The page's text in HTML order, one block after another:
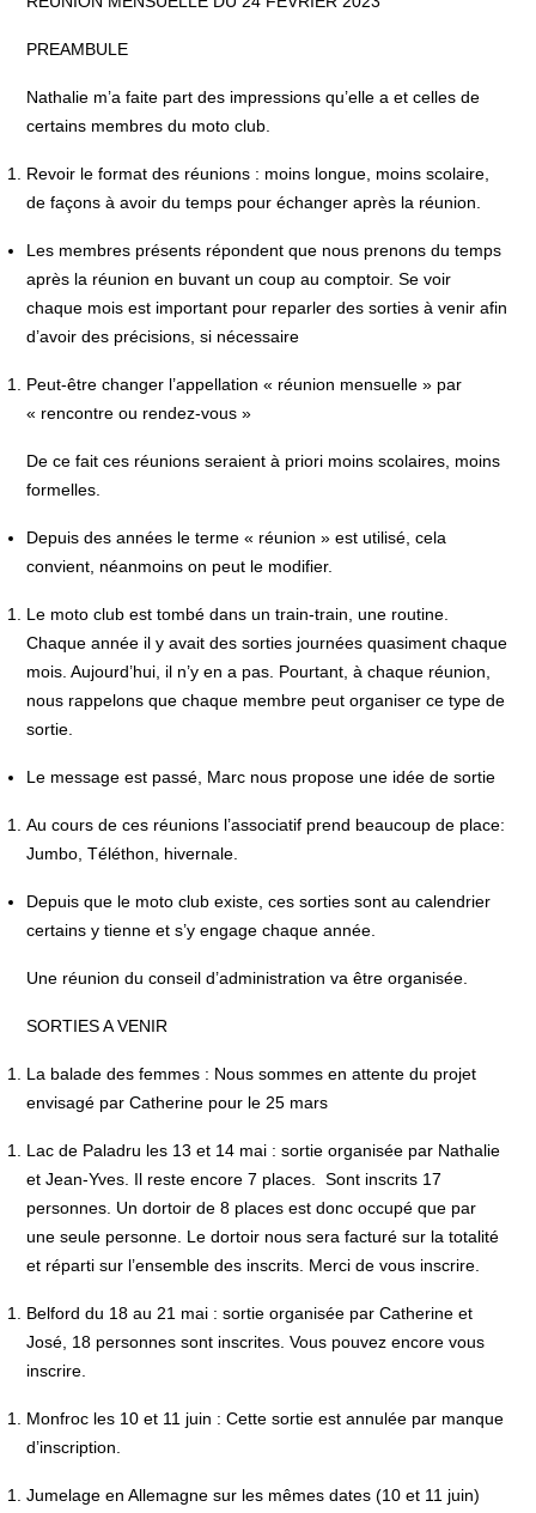
PREAMBULE
Nathalie m’a faite part des impressions qu’elle a et celles de
certains membres du moto club.
Revoir le format des réunions : moins longue, moins scolaire,
de façons à avoir du temps pour échanger après la réunion.
Les membres présents répondent que nous prenons du temps
après la réunion en buvant un coup au comptoir. Se voir
chaque mois est important pour reparler des sorties à venir afin
d’avoir des précisions, si nécessaire
Peut-être changer l’appellation « réunion mensuelle » par
« rencontre ou rendez-vous »
De ce fait ces réunions seraient à priori moins scolaires, moins
formelles.
Depuis des années le terme « réunion » est utilisé, cela
convient, néanmoins on peut le modifier.
Le moto club est tombé dans un train-train, une routine.
Chaque année il y avait des sorties journées quasiment chaque
mois. Aujourd’hui, il n’y en a pas. Pourtant, à chaque réunion,
nous rappelons que chaque membre peut organiser ce type de
sortie.
Le message est passé, Marc nous propose une idée de sortie
Au cours de ces réunions l’associatif prend beaucoup de place:
Jumbo, Téléthon, hivernale.
Depuis que le moto club existe, ces sorties sont au calendrier
certains y tienne et s’y engage chaque année.
Une réunion du conseil d’administration va être organisée.
SORTIES A VENIR
La balade des femmes : Nous sommes en attente du projet
envisagé par Catherine pour le 25 mars
Lac de Paladru les 13 et 14 mai : sortie organisée par Nathalie
et Jean-Yves. Il reste encore 7 places.
Sont inscrits 17
personnes. Un dortoir de 8 places est donc occupé que par
une seule personne. Le dortoir nous sera facturé sur la totalité
et réparti sur l’ensemble des inscrits. Merci de vous inscrire.
Belford du 18 au 21 mai : sortie organisée par Catherine et
José, 18 personnes sont inscrites. Vous pouvez encore vous
inscrire.
Monfroc les 10 et 11 juin : Cette sortie est annulée par manque
d’inscription.
Jumelage en Allemagne sur les mêmes dates (10 et 11 juin)